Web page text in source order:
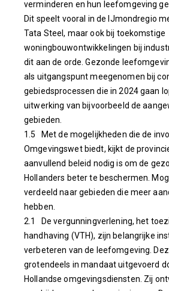
verminderen en hun leefomgeving
Dit speelt vooral in de IJmondregio
Tata Steel, maar ook bij toekomstige
woningbouwontwikkelingen bij
dit aan de orde. Gezonde
als uitgangspunt meegenomen bij
gebiedsprocessen die in 2024 gaan
uitwerking van bijvoorbeeld de
gebieden.
1.5 Met de mogelijkheden die de
Omgevingswet biedt, kijkt de
aanvullend beleid nodig is om de
Hollanders beter te beschermen.
verdeeld naar gebieden die meer
hebben.
2.1 De vergunningverlening, het
handhaving (VTH), zijn belangrijke
verbeteren van de leefomgeving.
grotendeels in mandaat uitgevoerd
Hollandse omgevingsdiensten. Zij